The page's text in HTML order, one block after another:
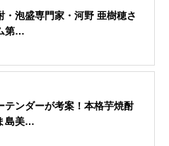
・泡盛専門家・河野 亜樹穂さ
第…
テンダーが考案！本格芋焼酎
島美…